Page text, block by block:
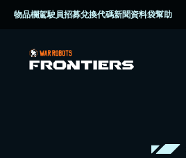
物品欄駕駛員招募兌換代碼新聞資料袋幫助